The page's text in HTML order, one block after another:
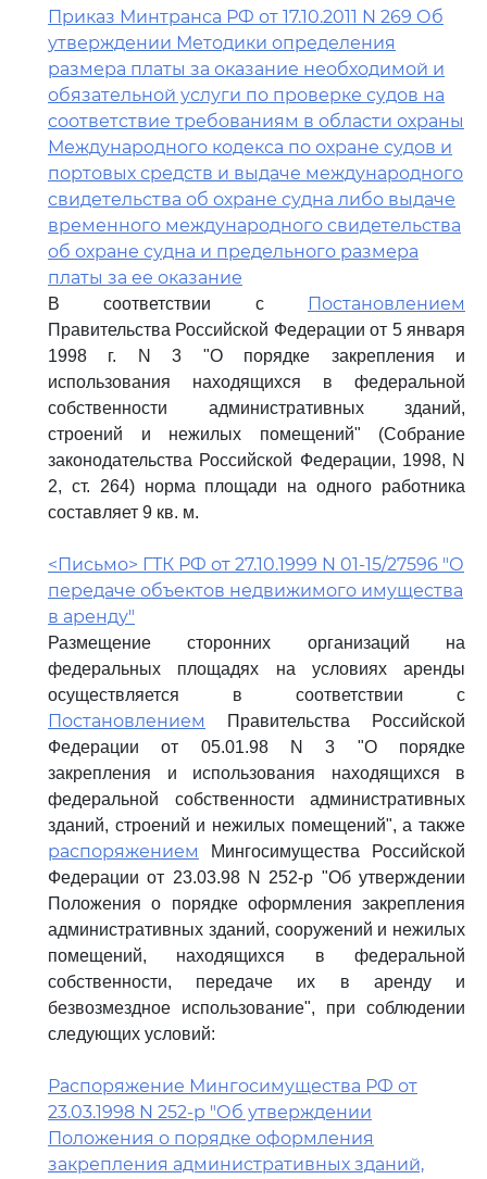
Приказ Минтранса РФ от 17.10.2011 N 269 Об
утверждении Методики определения
размера платы за оказание необходимой и
обязательной услуги по проверке судов на
соответствие требованиям в области охраны
Международного кодекса по охране судов и
портовых средств и выдаче международного
свидетельства об охране судна либо выдаче
временного международного свидетельства
об охране судна и предельного размера
платы за ее оказание
В соответствии с Постановлением
Правительства Российской Федерации от 5 января
1998 г. N 3 "О порядке закрепления и
использования находящихся в федеральной
собственности административных зданий,
строений и нежилых помещений" (Собрание
законодательства Российской Федерации, 1998, N
2, ст. 264) норма площади на одного работника
составляет 9 кв. м.
<Письмо> ГТК РФ от 27.10.1999 N 01-15/27596 "О
передаче объектов недвижимого имущества
в аренду"
Размещение сторонних организаций на
федеральных площадях на условиях аренды
осуществляется в соответствии с
Постановлением
Правительства Российской
Федерации от 05.01.98 N 3 "О порядке
закрепления и использования находящихся в
федеральной собственности административных
зданий, строений и нежилых помещений", а также
распоряжением
Мингосимущества Российской
Федерации от 23.03.98 N 252-р "Об утверждении
Положения о порядке оформления закрепления
административных зданий, сооружений и нежилых
помещений, находящихся в федеральной
собственности, передаче их в аренду и
безвозмездное использование", при соблюдении
следующих условий:
Распоряжение Мингосимущества РФ от
23.03.1998 N 252-р "Об утверждении
Положения о порядке оформления
закрепления административных зданий,